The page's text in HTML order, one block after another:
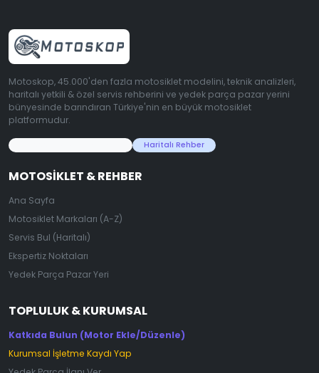
Motoskop, 45.000'den fazla motosiklet modelini, teknik analizleri,
haritalı yetkili & özel servis rehberini ve yedek parça pazar yerini
bünyesinde barındıran Türkiye'nin en büyük motosiklet
platformudur.
Haritalı Rehber
MOTOSIKLET & REHBER
Ana Sayfa
Motosiklet Markaları (A-Z)
Servis Bul (Haritalı)
Ekspertiz Noktaları
Yedek Parça Pazar Yeri
TOPLULUK & KURUMSAL
Katkıda Bulun (Motor Ekle/Düzenle)
Kurumsal İşletme Kaydı Yap